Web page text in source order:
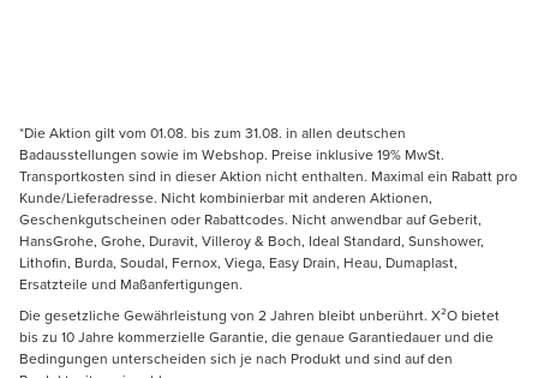
*Die Aktion gilt vom 01.08. bis zum 31.08. in allen deutschen
Badausstellungen sowie im Webshop. Preise inklusive 19% MwSt.
Transportkosten sind in dieser Aktion nicht enthalten. Maximal ein Rabatt pro
Kunde/Lieferadresse. Nicht kombinierbar mit anderen Aktionen,
Geschenkgutscheinen oder Rabattcodes. Nicht anwendbar auf Geberit,
HansGrohe, Grohe, Duravit, Villeroy & Boch, Ideal Standard, Sunshower,
Lithofin, Burda, Soudal, Fernox, Viega, Easy Drain, Heau, Dumaplast,
Ersatzteile und Maßanfertigungen.
Die gesetzliche Gewährleistung von 2 Jahren bleibt unberührt. X²O bietet
bis zu 10 Jahre kommerzielle Garantie, die genaue Garantiedauer und die
Bedingungen unterscheiden sich je nach Produkt und sind auf den